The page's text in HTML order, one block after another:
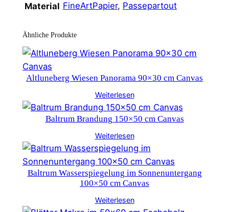
n
P
P
M
g
Material FineArtPapier, Passepartout
Ähnliche Produkte
Altluneberg Wiesen Panorama 90×30 cm Canvas
Weiterlesen
Baltrum Brandung 150×50 cm Canvas
Weiterlesen
Baltrum Wasserspiegelung im Sonnenuntergang
100×50 cm Canvas
Weiterlesen